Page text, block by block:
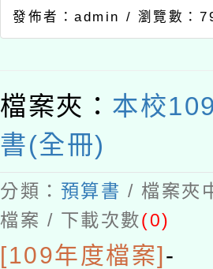
發佈者：admin / 瀏覽數：
檔案夾： 本校
書(全冊)
分類： 預算書 / 檔案夾
檔案 / 下載次數(0)
[109年度檔案]-